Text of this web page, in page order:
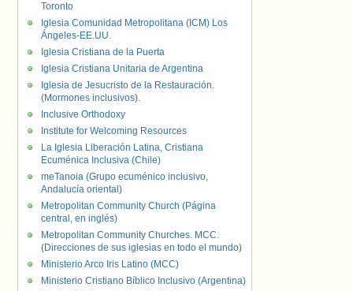
Toronto
Iglesia Comunidad Metropolitana (ICM) Los
Ángeles-EE.UU.
Iglesia Cristiana de la Puerta
Iglesia Cristiana Unitaria de Argentina
Iglesia de Jesucristo de la Restauración.
(Mormones inclusivos).
Inclusive Orthodoxy
Institute for Welcoming Resources
La Iglesia Liberación Latina, Cristiana
Ecuménica Inclusiva (Chile)
meTanoia (Grupo ecuménico inclusivo,
Andalucía oriental)
Metropolitan Community Church (Página
central, en inglés)
Metropolitan Community Churches. MCC.
(Direcciones de sus iglesias en todo el mundo)
Ministerio Arco Iris Latino (MCC)
Ministerio Cristiano Bíblico Inclusivo (Argentina)